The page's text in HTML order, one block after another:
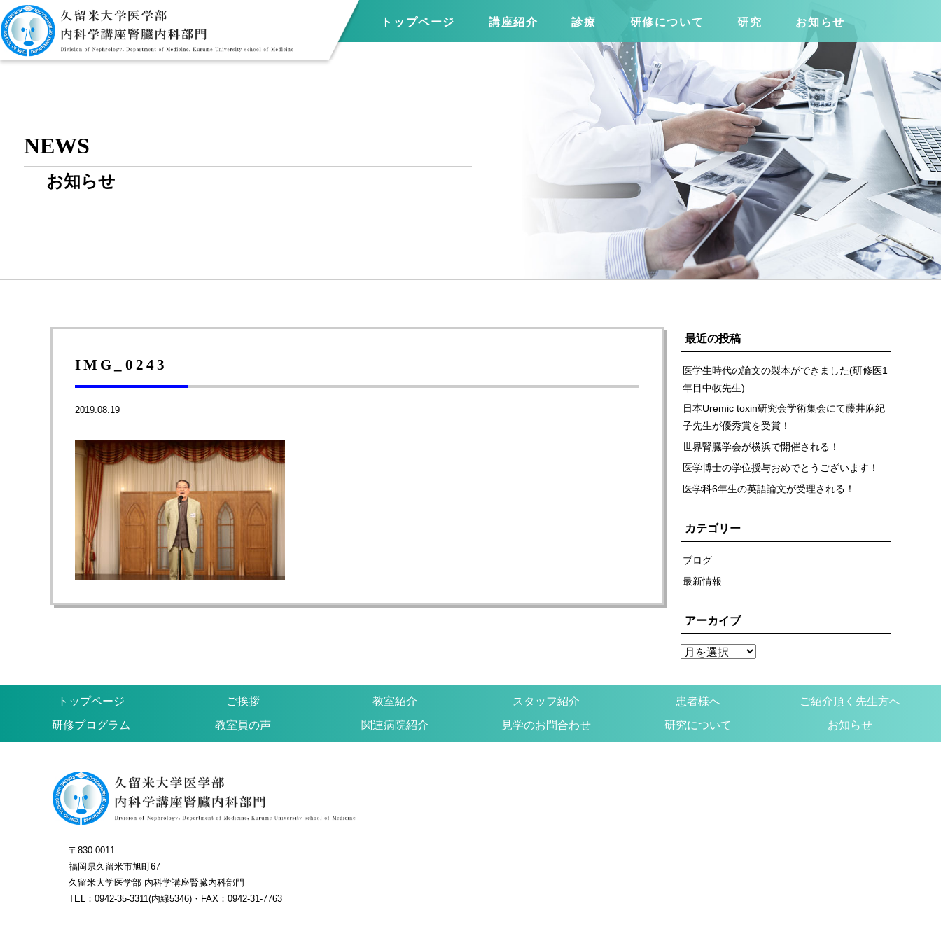
トップページ 講座紹介 診療 研修について 研究 お知らせ
NEWS
お知らせ
IMG_0243
2019.08.19 ｜
最近の投稿
医学生時代の論文の製本ができました(研修医1
年目中牧先生)
日本Uremic toxin研究会学術集会にて藤井麻紀
子先生が優秀賞を受賞！
世界腎臓学会が横浜で開催される！
医学博士の学位授与おめでとうございます！
医学科6年生の英語論文が受理される！
カテゴリー
ブログ
最新情報
アーカイブ
トップページ ご挨拶 教室紹介 スタッフ紹介 患者様へ ご紹介頂く先生方へ
研修プログラム 教室員の声 関連病院紹介 見学のお問合わせ 研究について お知らせ
〒830-0011
福岡県久留米市旭町67
久留米大学医学部 内科学講座腎臓内科部門
TEL：0942-35-3311(内線5346)・FAX：0942-31-7763